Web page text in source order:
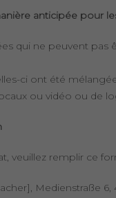
anticipée pour
qui ne peuvent
ci ont été
ou vidéo ou de
veuillez remplir ce
Medienstraße